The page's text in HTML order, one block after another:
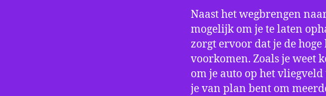
Naast het wegbrengen
mogelijk om je te laten
zorgt ervoor dat je de
voorkomen. Zoals je weet
om je auto op het
je van plan bent om